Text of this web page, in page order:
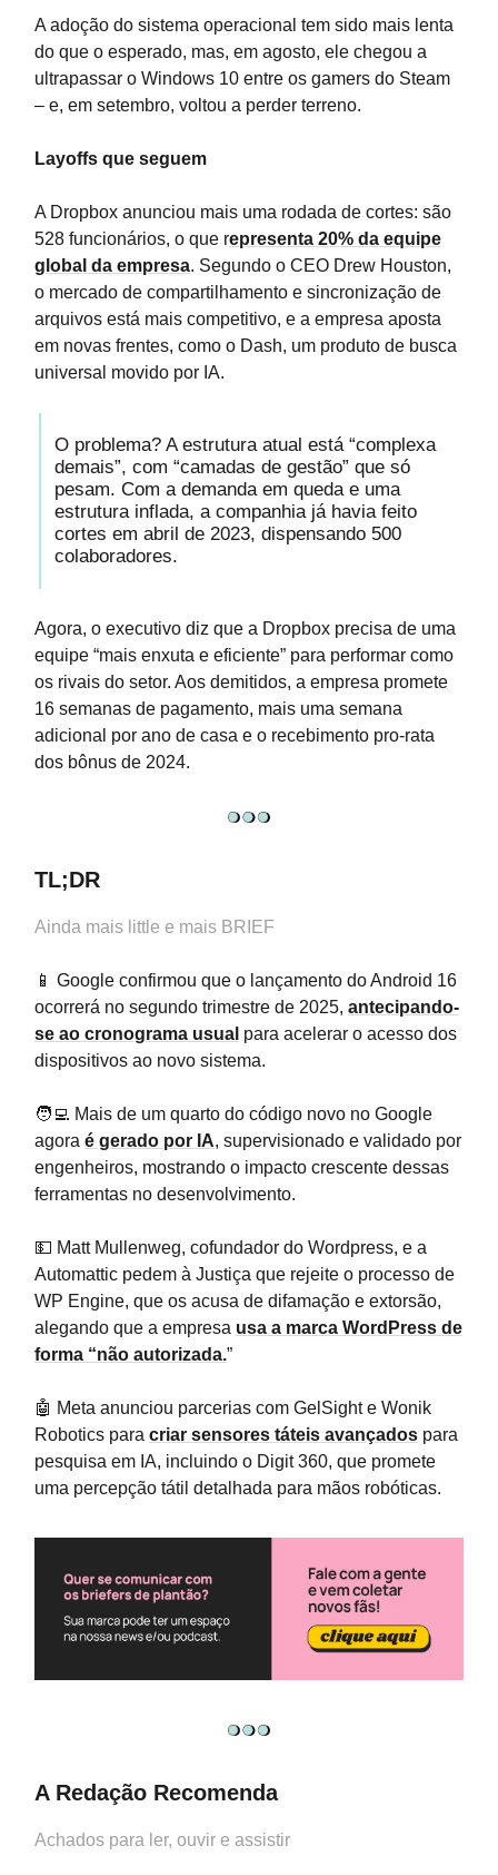
A adoção do sistema operacional tem sido mais lenta
do que o esperado, mas, em agosto, ele chegou a
ultrapassar o Windows 10 entre os gamers do Steam
– e, em setembro, voltou a perder terreno.
Layoffs que seguem
A Dropbox anunciou mais uma rodada de cortes: são
528 funcionários, o que representa 20% da equipe
global da empresa. Segundo o CEO Drew Houston,
o mercado de compartilhamento e sincronização de
arquivos está mais competitivo, e a empresa aposta
em novas frentes, como o Dash, um produto de busca
universal movido por IA.
O problema? A estrutura atual está “complexa
demais”, com “camadas de gestão” que só
pesam. Com a demanda em queda e uma
estrutura inflada, a companhia já havia feito
cortes em abril de 2023, dispensando 500
colaboradores.
Agora, o executivo diz que a Dropbox precisa de uma
equipe “mais enxuta e eficiente” para performar como
os rivais do setor. Aos demitidos, a empresa promete
16 semanas de pagamento, mais uma semana
adicional por ano de casa e o recebimento pro-rata
dos bônus de 2024.
TL;DR
Ainda mais little e mais BRIEF
📱 Google confirmou que o lançamento do Android 16
ocorrerá no segundo trimestre de 2025, antecipando-
se ao cronograma usual para acelerar o acesso dos
dispositivos ao novo sistema.
🧑‍💻 Mais de um quarto do código novo no Google
agora é gerado por IA, supervisionado e validado por
engenheiros, mostrando o impacto crescente dessas
ferramentas no desenvolvimento.
💵 Matt Mullenweg, cofundador do Wordpress, e a
Automattic pedem à Justiça que rejeite o processo de
WP Engine, que os acusa de difamação e extorsão,
alegando que a empresa usa a marca WordPress de
forma “não autorizada.”
🤖 Meta anunciou parcerias com GelSight e Wonik
Robotics para criar sensores táteis avançados para
pesquisa em IA, incluindo o Digit 360, que promete
uma percepção tátil detalhada para mãos robóticas.
A Redação Recomenda
Achados para ler, ouvir e assistir